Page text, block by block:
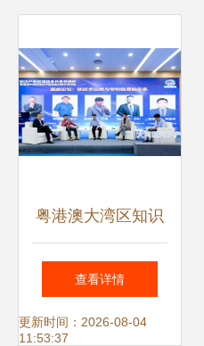
粤港澳大湾区知识
产权信息对接交流
系列活动圆满结
查看详情
更新时间：2026-08-04
11:53:37